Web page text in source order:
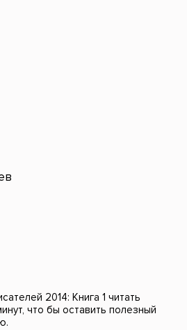
2014: Книга 1 читать
что бы оставить полезный